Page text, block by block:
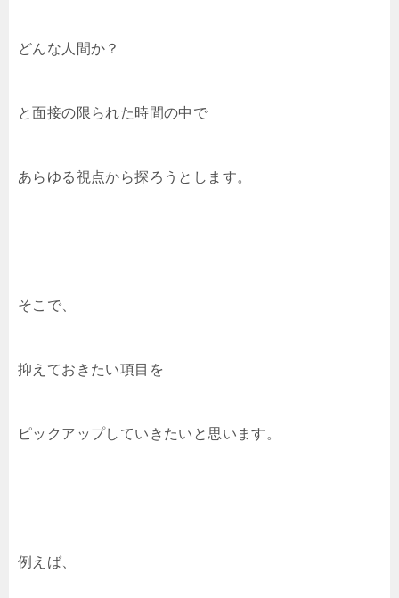
どんな人間か？
と面接の限られた時間の中で
あらゆる視点から探ろうとします。
そこで、
抑えておきたい項目を
ピックアップしていきたいと思います。
例えば、